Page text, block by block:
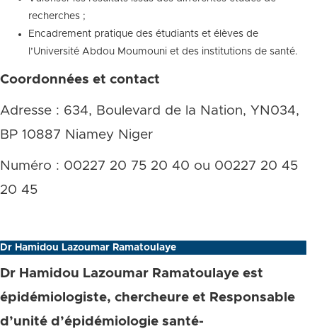
recherches ;
Encadrement pratique des étudiants et élèves de
l’Université Abdou Moumouni et des institutions de santé.
Coordonnées et contact
Adresse : 634, Boulevard de la Nation, YN034,
BP 10887 Niamey Niger
Numéro : 00227 20 75 20 40 ou 00227 20 45
20 45
Dr Hamidou Lazoumar Ramatoulaye
Dr Hamidou Lazoumar Ramatoulaye est
épidémiologiste, chercheure et Responsable
d’unité d’épidémiologie santé-